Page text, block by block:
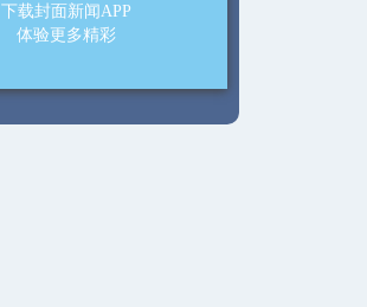
下载封面新闻APP
体验更多精彩